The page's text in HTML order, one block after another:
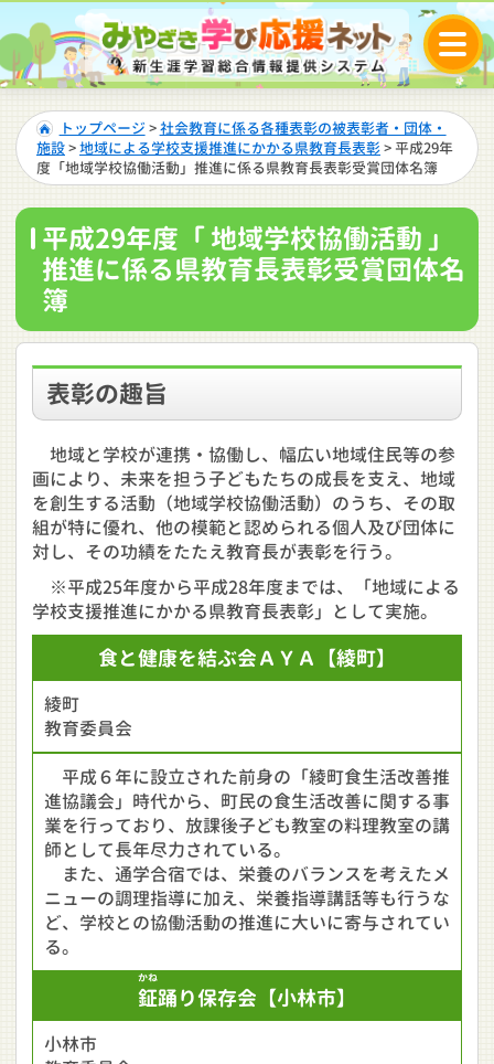
トップページ >社会教育に係る各種表彰の被表彰者・団体・
施設>地域による学校支援推進にかかる県教育長表彰> 平成29年
度「地域学校協働活動」推進に係る県教育長表彰受賞団体名簿
平成29年度「 地域学校協働活動 」
推進に係る県教育長表彰受賞団体名
簿
表彰の趣旨
地域と学校が連携・協働し、幅広い地域住民等の参
画により、未来を担う子どもたちの成長を支え、地域
を創生する活動（地域学校協働活動）のうち、その取
組が特に優れ、他の模範と認められる個人及び団体に
対し、その功績をたたえ教育長が表彰を行う。
※平成25年度から平成28年度までは、「地域による
学校支援推進にかかる県教育長表彰」として実施。
食と健康を結ぶ会ＡＹＡ 【綾町】
綾町
教育委員会
平成６年に設立された前身の「綾町食生活改善推
進協議会」時代から、町民の食生活改善に関する事
業を行っており、放課後子ども教室の料理教室の講
師として長年尽力されている。
また、通学合宿では、栄養のバランスを考えたメ
ニューの調理指導に加え、栄養指導講話等も行うな
ど、学校との協働活動の推進に大いに寄与されてい
る。
鉦
かね
踊り保存会 【小林市】
小林市